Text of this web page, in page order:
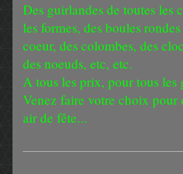
Des guirlandes de toutes les
les formes, des boules
coeur, des colombes, des
des noeuds, etc, etc.
A tous les prix, pour tous les
Venez faire votre choix pour
air de fête...